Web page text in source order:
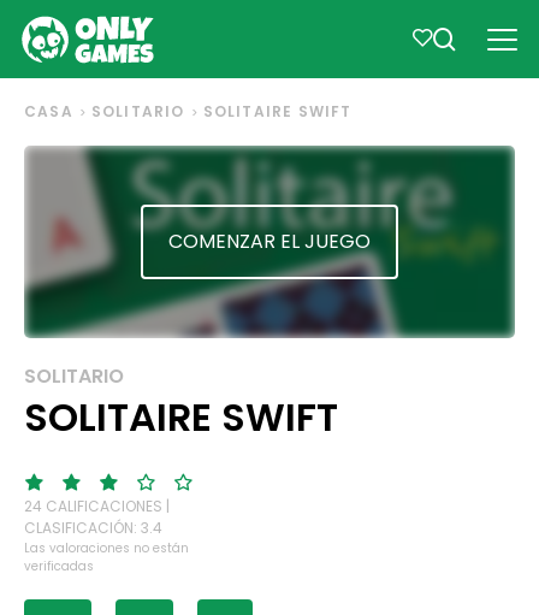
CASA SOLITARIO SOLITAIRE SWIFT
COMENZAR EL JUEGO
SOLITARIO
SOLITAIRE SWIFT
24 CALIFICACIONES |
CLASIFICACIÓN: 3.4
Las valoraciones no están
verificadas